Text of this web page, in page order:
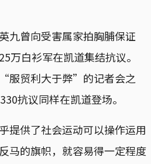
九曾向受害属家拍胸脯保证
万白衫军在凯道集结抗议。
服贸利大于弊”的记者会之
抗议同样在凯道登场。
提供了社会运动可以操作运用
马的旗帜，就容易得一定程度